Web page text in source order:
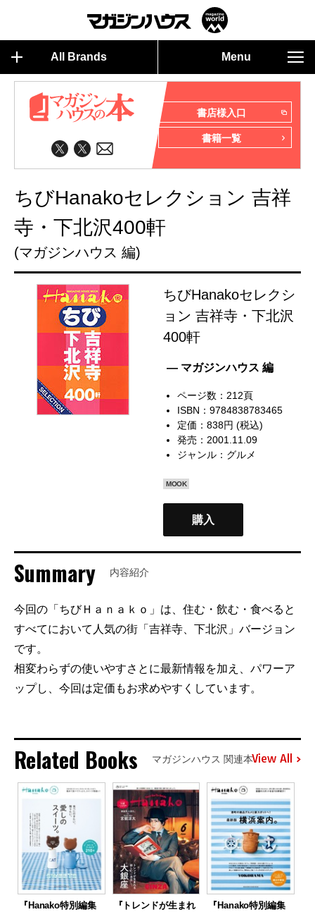
All Brands Menu
書店様入口
書籍一覧
ちびHanakoセレクション 吉祥
寺・下北沢400軒
(マガジンハウス 編)
ちびHanakoセレクシ
ョン 吉祥寺・下北沢
400軒
— マガジンハウス 編
ページ数：212頁
ISBN：9784838783465
定価：838円 (税込)
発売：2001.11.09
ジャンル： グルメ
MOOK
購入
Summary 内容紹介
今回の「ちびＨａｎａｋｏ」は、住む・飲む・食べると
すべてにおいて人気の街「吉祥寺、下北沢」バージョン
です。
相変わらずの使いやすさとに最新情報を加え、パワーア
ップし、今回は定価もお求めやすくしています。
Related Books マガジンハウス 関連本View All
『Hanako特別編集
『トレンドが生まれ
『Hanako特別編集